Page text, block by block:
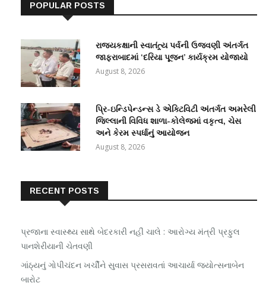
POPULAR POSTS
રાજ્યકક્ષાની સ્વાતંત્ર્ય પર્વની ઉજવણી અંતર્ગત
જાફરાબાદમાં ‘દરિયા પૂજન’ કાર્યક્રમ યોજાયો
August 8, 2026
પ્રિ-ઇન્ડિપેન્ડન્સ ડે એક્ટિવિટી અંતર્ગત અમરેલી
જિલ્લાની વિવિધ શાળા-કોલેજમાં વકૃત્વ, ચેસ
અને કેરમ સ્પર્ધાનું આયોજન
August 8, 2026
RECENT POSTS
પ્રજાના સ્વાસ્થ્ય સાથે બેદરકારી નહીં ચાલે : આરોગ્ય મંત્રી પ્રફુલ
પાનશેરીયાની ચેતવણી
ગાંઠ્યનું ગોપીચંદન ખર્ચીને સુવાસ પ્રસરાવતાં આચાર્યા જ્યોત્સનાબેન
બારોટ